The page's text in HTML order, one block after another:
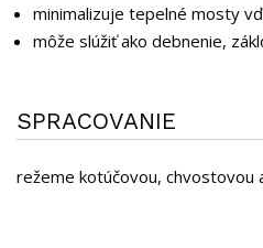
minimalizuje tepelné mosty
môže slúžiť ako debnenie,
SPRACOVANIE
režeme kotúčovou, chvostovou